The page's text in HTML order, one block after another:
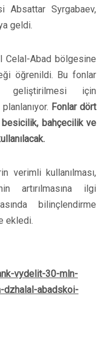
Absattar Syrgabaev,
geldi.
Celal-Abad bölgesine
öğrenildi. Bu fonlar
için
Fonlar dört
besicilik, bahçecilik ve
verimli kullanılması,
artırılmasına ilgi
bilinçlendirme
ekledi.
vydelit-30-mln-
abadskoi-